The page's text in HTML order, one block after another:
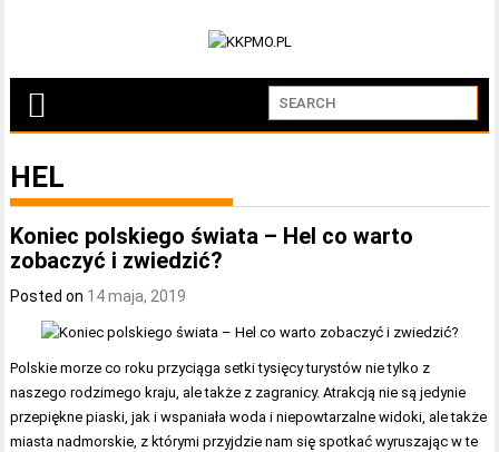
HEL
Koniec polskiego świata – Hel co warto
zobaczyć i zwiedzić?
Posted on 14 maja, 2019
Polskie morze co roku przyciąga setki tysięcy turystów nie tylko z
naszego rodzimego kraju, ale także z zagranicy. Atrakcją nie są jedynie
przepiękne piaski, jak i wspaniała woda i niepowtarzalne widoki, ale także
miasta nadmorskie, z którymi przyjdzie nam się spotkać wyruszając w te